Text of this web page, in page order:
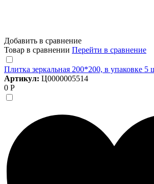
Добавить в сравнение
Товар в сравнении Перейти в сравнение
Плитка зеркальная 200*200, в упаковке 5
Артикул: Ц0000005514
0 Р